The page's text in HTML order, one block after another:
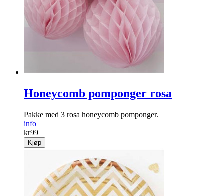
Stilige hvite folierte sugerør med gullstjerner.
info